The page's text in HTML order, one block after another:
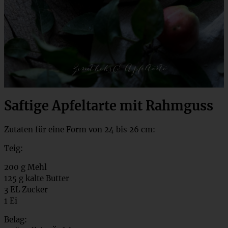
Saftige Apfeltarte mit Rahmguss
Zutaten für eine Form von 24 bis 26 cm:
Teig:
200 g Mehl
125 g kalte Butter
3 EL Zucker
1 Ei
Belag: